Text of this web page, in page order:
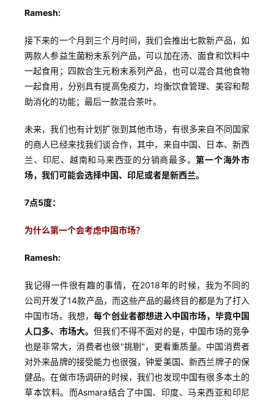
Ramesh:
接下来的一个月到三个月时间，我们会推出七款新产品，如
两款人参益生菌粉末系列产品，可以加在汤、面食和饮料中
一起食用；四款合生元粉末系列产品，也可以混合其他食物
一起食用，分别具有提高免疫力，均衡饮食管理、美容和帮
助消化的功能；最后一款混合茶叶。
未来，我们也有计划扩张到其他市场，有很多来自不同国家
的商人已经来找我们谈合作，其中，来自中国、日本、新西
兰、印尼、越南和马来西亚的分销商最多。第一个海外市
场，我们可能会选择中国、印尼或者是新西兰。
7点5度：
为什么第一个会考虑中国市场？
Ramesh:
我记得一件很有趣的事情，在2018年的时候，我为不同的
公司开发了14款产品，而这些产品的最终目的都是为了打入
中国市场。我想，每个创业者都想进入中国市场，毕竟中国
人口多、市场大。但我们不得不面对的是，中国市场的竞争
也是非常大，消费者也很"挑剔"，更看重质量。中国消费者
对外来品牌的接受能力也很强，钟爱美国、新西兰牌子的保
健品。在做市场调研的时候，我们也发现中国有很多本土的
草本饮料。而Asmara结合了中国、印度、马来西亚和印尼